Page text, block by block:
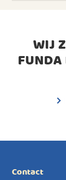
WIJ
FUNDA
Contact